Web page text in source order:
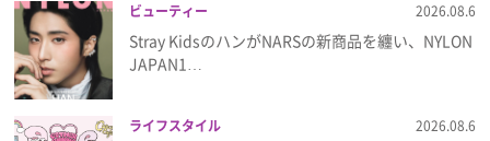
ライフスタイル
プレゼント
ビューティー 2026.08.6
Stray KidsのハンがNARSの新商品を纏い、NYLON
JAPAN1…
ライフスタイル 2026.08.6